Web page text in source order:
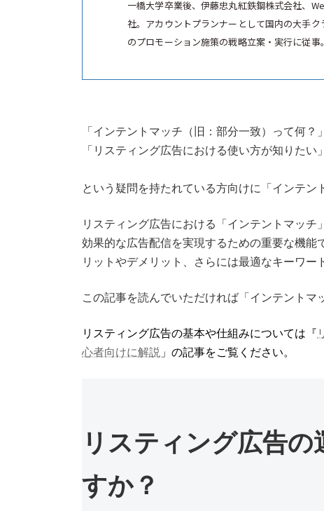
一橋大学卒業後、伊藤忠丸紅鉄鋼株式会社、
社。アカウントプランナーとして国内の大手
のプロモーション施策の戦略立案・実行に従事
「インテントマッチ（旧：部分一致）って何？」
「リスティング広告における使い方が知りたい」
という疑問を持たれている方向けに「インテン
リスティング広告における「インテントマッチ
効果的な広告配信を実現するための重要な機能
リットやデメリット、さらには最適なキーワー
この記事を読んでいただければ「インテントマ
リスティング広告の基本や仕組みについては『
心者向けに解説 」の記事をご覧ください。
リスティング広告
すか？